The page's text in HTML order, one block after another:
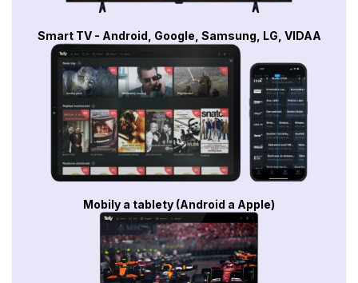
Smart TV - Android, Google, Samsung, LG, VIDAA
Mobily a tablety (Android a Apple)